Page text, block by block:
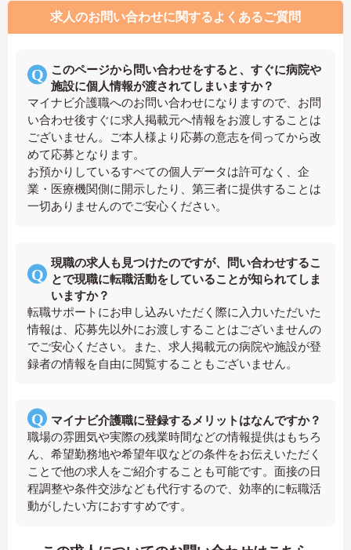
求人のお問い合わせに関するよくあるご質問
このページから問い合わせをすると、すぐに病院や
施設に個人情報が渡されてしまいますか？
マイナビ介護職へのお問い合わせになりますので、お問
い合わせ後すぐに求人掲載元へ情報をお渡しすることは
ございません。ご本人様より応募の意志を伺ってから改
めて応募となります。
お預かりしているすべての個人データは許可なく、企
業・医療機関側に開示したり、第三者に提供することは
一切ありませんのでご安心ください。
現職の求人も見つけたのですが、問い合わせするこ
とで現職に転職活動をしていることが知られてしま
いますか？
転職サポートにお申し込みいただく際に入力いただいた
情報は、応募先以外にお渡しすることはございませんの
でご安心ください。また、求人掲載元の病院や施設が登
録者の情報を自由に閲覧することもございません。
マイナビ介護職に登録するメリットはなんですか？
職場の雰囲気や実際の残業時間などの情報提供はもちろ
ん、希望勤務地や希望年収などの条件をお伝えいただく
ことで他の求人をご紹介することも可能です。面接の日
程調整や条件交渉なども代行するので、効率的に転職活
動がしたい方におすすめです。